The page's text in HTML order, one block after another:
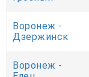
Воронеж -
Дзержинск
Воронеж -